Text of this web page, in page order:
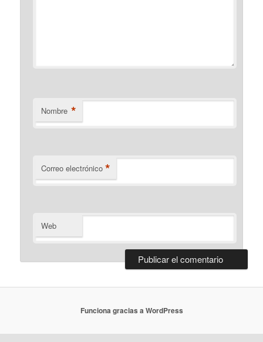
Nombre *
Correo electrónico *
Web
Funciona gracias a WordPress